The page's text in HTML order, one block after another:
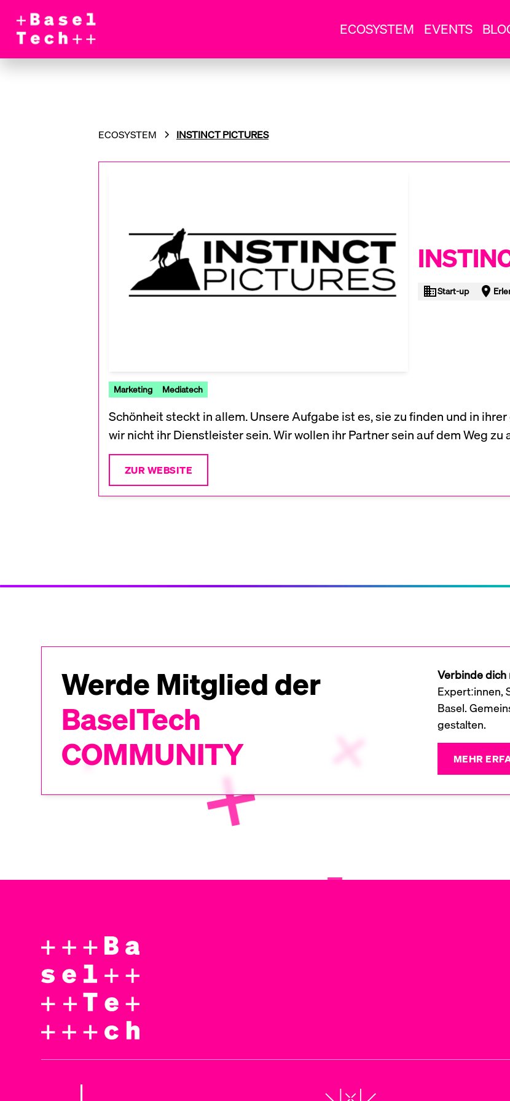
ECOSYSTEM EVENTS
ECOSYSTEM INSTINCT PICTURES
Start-up
Marketing Mediatech
Schönheit steckt in allem. Unsere Aufgabe ist es, sie zu finden und in
wir nicht ihr Dienstleister sein. Wir wollen ihr Partner sein auf dem Weg
ZUR WEBSITE
Werde Mitglied der
BaselTech
COMMUNITY
Verbinde
Expert:innen,
Basel.
gestalten.
MEHR